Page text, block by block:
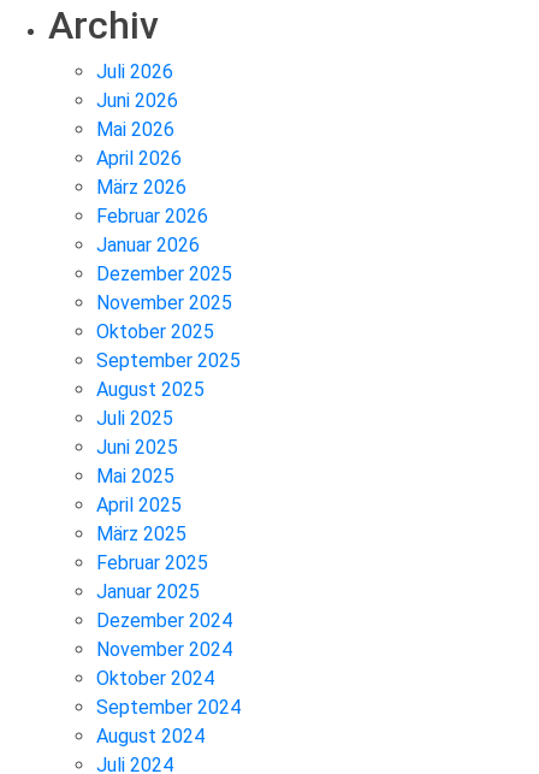
Archiv
Juli 2026
Juni 2026
Mai 2026
April 2026
März 2026
Februar 2026
Januar 2026
Dezember 2025
November 2025
Oktober 2025
September 2025
August 2025
Juli 2025
Juni 2025
Mai 2025
April 2025
März 2025
Februar 2025
Januar 2025
Dezember 2024
November 2024
Oktober 2024
September 2024
August 2024
Juli 2024